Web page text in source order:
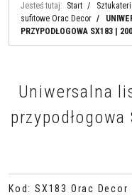
Jesteś tutaj: Start /
sufitowe Orac Decor /
PRZYPODŁOGOWA SX183 |
Uniwersalna
Kod : SX183 Orac Decor